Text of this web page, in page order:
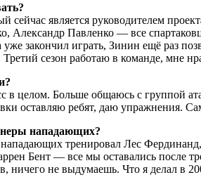
является руководителем
Александр Павленко — все
уже закончил играть, Зинин ещё раз
сезон работаю в команде, мне
целом. Больше общаюсь с группой
оставляю ребят, даю упражнения.
нападающих?
тренировал Лес Фердинанд,
Бент — все мы оставались
ничего не выдумаешь. Что я делал в